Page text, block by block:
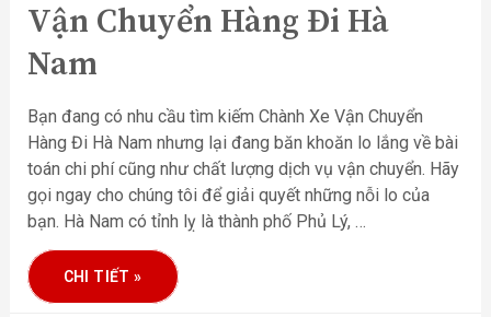
Vận Chuyển Hàng Đi Hà
Nam
Bạn đang có nhu cầu tìm kiếm Chành Xe Vận Chuyển
Hàng Đi Hà Nam nhưng lại đang băn khoăn lo lắng về bài
toán chi phí cũng như chất lượng dịch vụ vận chuyển. Hãy
gọi ngay cho chúng tôi để giải quyết những nỗi lo của
bạn. Hà Nam có tỉnh lỵ là thành phố Phủ Lý, …
CHI TIẾT »